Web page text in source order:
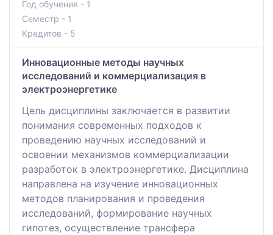
Год обучения - 1
Семестр - 1
Кредитов - 5
Инновационные методы научных
исследований и коммерциализация в
электроэнергетике
Цель дисциплины заключается в развитии
понимания современных подходов к
проведению научных исследований и
освоении механизмов коммерциализации
разработок в электроэнергетике. Дисциплина
направлена на изучение инновационных
методов планирования и проведения
исследований, формирование научных
гипотез, осуществление трансфера